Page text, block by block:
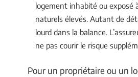
logement inhabité ou exposé
naturels élevés. Autant de
lourd dans la balance.
ne pas courir le risque
Pour un propriétaire ou un